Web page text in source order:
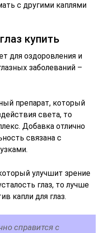
с другими каплями
купить
для оздоровления и
заболеваний –
препарат, который
света, то
Добавка отлично
связана с
улучшит зрение
глаз, то лучше
капли для глаз.
справится с